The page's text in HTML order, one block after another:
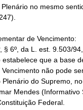
Constituição Federal.